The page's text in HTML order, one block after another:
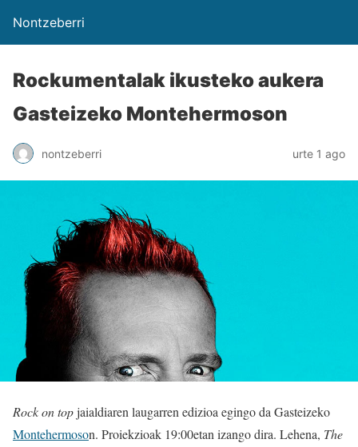
Nontzeberri
Rockumentalak ikusteko aukera
Gasteizeko Montehermoson
nontzeberri urte 1 ago
Rock on topjaialdiaren laugarren edizioa egingo da Gasteizeko
Montehermoson. Proiekzioak 19:00etan izango dira. Lehena, The